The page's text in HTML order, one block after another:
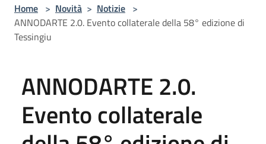
Home > Novità > Notizie >
ANNODARTE 2.0. Evento collaterale della 58° edizione di
Tessingiu
ANNODARTE 2.0.
Evento collaterale